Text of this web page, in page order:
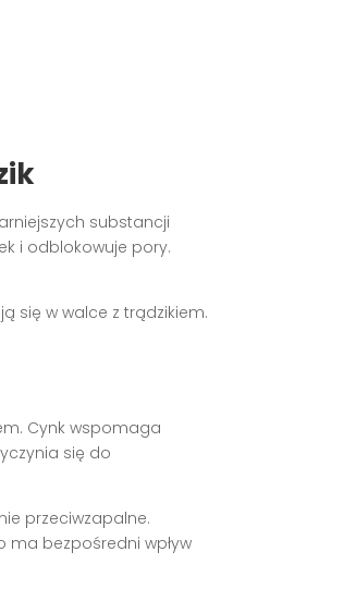
substancji
i odblokowuje pory.
się w walce z trądzikiem.
Cynk wspomaga
się do
przeciwzapalne.
ma bezpośredni wpływ